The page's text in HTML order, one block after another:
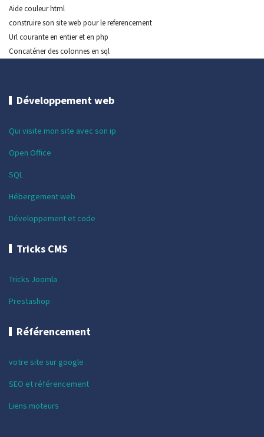
Aide couleur html
construire son site web pour le referencement
Url courante en entier et en php
Concaténer des colonnes en sql
Développement web
Qui visite mon site avec son ip
Open Office
SQL
Hébergement web
Développement et code
Tricks CMS
Tricks Joomla
Prestashop
Référencement
votre site sur google
SEO et référencement
Liens moteurs